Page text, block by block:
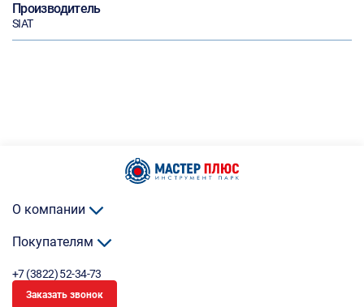
Производитель
SIAT
О компании
Покупателям
+7 (3822) 52-34-73
Заказать звонок